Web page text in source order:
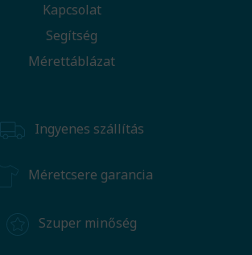
Kapcsolat
Segítség
Mérettáblázat
Ingyenes szállítás
Méretcsere garancia
Szuper minőség